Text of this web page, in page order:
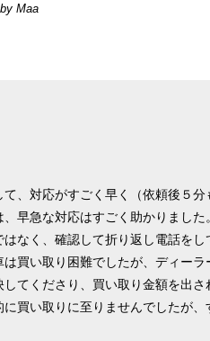
by Maa
て、対応がすごく早く（依頼後５
早急な対応はすごく助かりまし
なく、確認して折り返し電話を
買い取り困難でしたが、ディー
てくださり、買い取り金額を出
買い取りに至りませんでしたが、